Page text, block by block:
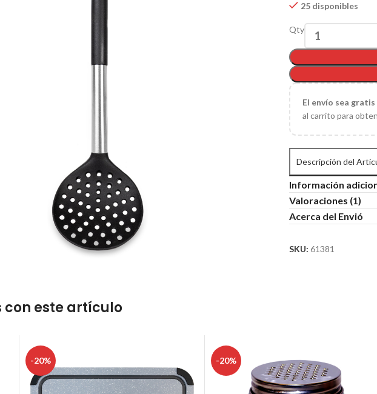
25 disponibles
Qty
El envío sea
al carrito para
Descripción del
Información
Valoraciones (1)
Acerca del Envió
SKU:61381
con este artículo
-20% -20%